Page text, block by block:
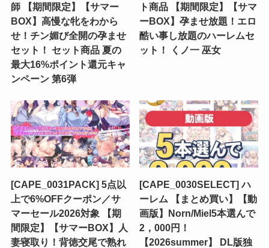
師 【期間限定】【サマー
BOX】高慢な牝をわから
せ！チン媚び全開の孕ませ
セット！ セット商品 夏の
最大16%ポイント還元キャ
ンペーン 第6弾
ト商品 【期間限定】【サマ
ーBOX】孕ませ放題！エロ
酷い事し放題のハーレムセ
ット！ くノ一 巫女
[CAPE_0031PACK] 5点以
上で6%OFFクーポン／サ
マーセール2026対象 【期
間限定】【サマーBOX】人
妻寝取り！背徳交尾で熟れ
[CAPE_0030SELECT] ハ
ーレム 【まとめ買い】【動
画版】Norn/Miel5本選んで
2，000円！
【2026summer】 DL版独